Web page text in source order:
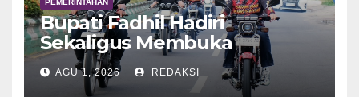
PEMERINTAHAN
Bupati Fadhil Hadiri
Sekaligus Membuka
Kegiatan Batanghari King
Club
AGU 1, 2026 REDAKSI